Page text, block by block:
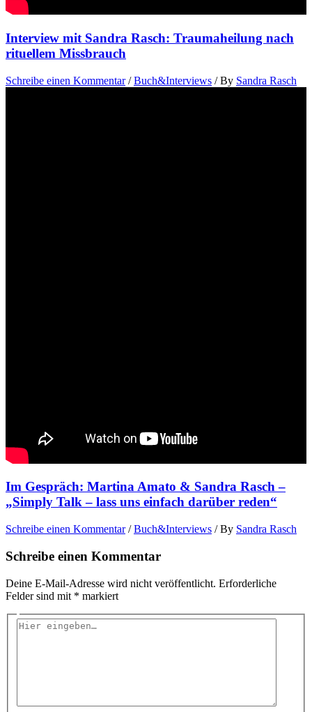
Interview mit Sandra Rasch: Traumaheilung nach
rituellem Missbrauch
Schreibe einen Kommentar /Buch&Interviews / By Sandra Rasch
Im Gespräch: Martina Amato & Sandra Rasch –
„Simply Talk – lass uns einfach darüber reden“
Schreibe einen Kommentar /Buch&Interviews / By Sandra Rasch
Schreibe einen Kommentar
Deine E-Mail-Adresse wird nicht veröffentlicht. Erforderliche
Felder sind mit * markiert
Hier